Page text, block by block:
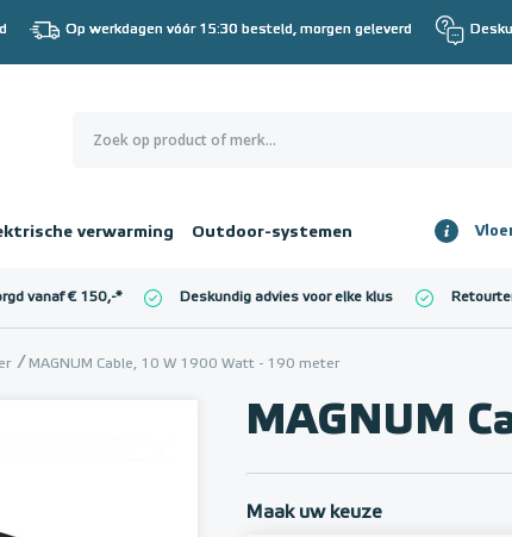
Op werkdagen vóór 15:30 besteld, morgen geleverd
verwarming Outdoor-systemen
€ 0,00
vanaf € 150,-* Deskundig advies voor elke klus
MAGNUM Cable, 10 W 1900 Watt - 190 meter
MAGNUM
Maak uw keuze